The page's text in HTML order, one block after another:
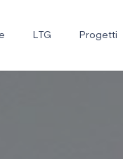
LTG Progetti